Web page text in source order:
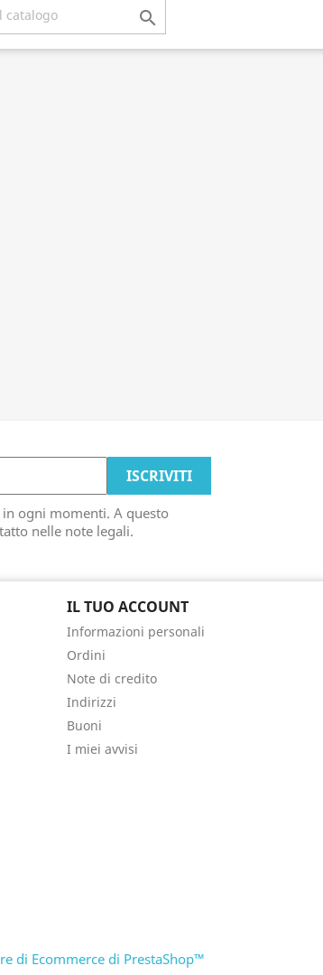

ogni momenti. A questo
nelle note legali.
IL TUO ACCOUNT
Informazioni personali
Ordini
Note di credito
Indirizzi
Buoni
I miei avvisi
di Ecommerce di PrestaShop™